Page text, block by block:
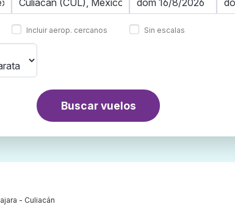
Incluir aerop. cercanos Sin escalas
Buscar vuelos
- Culiacán